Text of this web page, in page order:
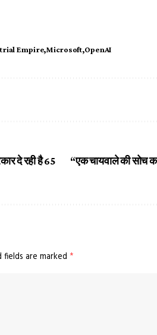
Empire Microsoft OpenAI
दे रही है 65
“एक चायवाले की सोच
fields are marked *